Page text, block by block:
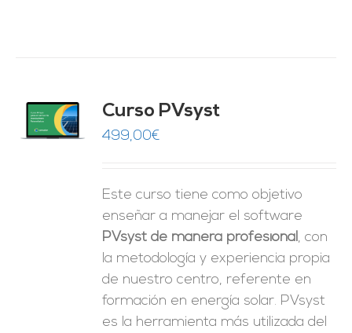
Curso PVsyst
499,00€
Este curso tiene como objetivo
enseñar a manejar el software
PVsyst de manera profesional, con
la metodología y experiencia propia
de nuestro centro, referente en
formación en energía solar. PVsyst
es la herramienta más utilizada del